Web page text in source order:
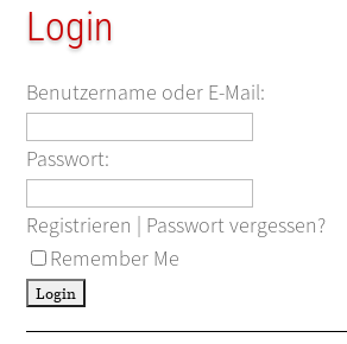
Login
Benutzername oder E-Mail:
Passwort:
Registrieren | Passwort vergessen?
Remember Me